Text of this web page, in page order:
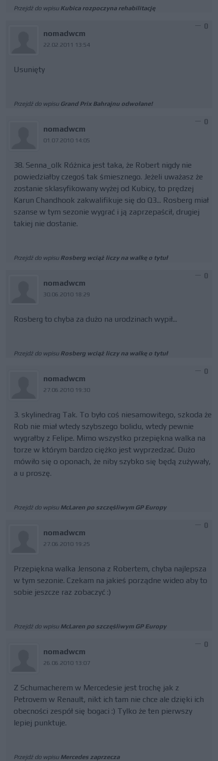
Przejdź do wpisu Kubica rozpoczyna rehabilitację
nomadwcm
22.02.2011 13:54
0
Usunięty
Przejdź do wpisu Grand Prix Bahrajnu odwołane!
nomadwcm
01.07.2010 14:05
0
38. Senna_olk Różnica jest taka, że Robert nigdy nie
powiedziałby czegoś tak śmiesznego. Jeżeli uważasz że
zostanie sklasyfikowany wyżej od Kubicy, to prędzej
Karun Chandhook zakwalifikuje się do Q3... Rosberg miał
szanse w tym sezonie wygrać i ją zaprzepaścił, drugiej
takiej nie dostanie.
Przejdź do wpisu Rosberg wciąż liczy na walkę o tytuł
nomadwcm
30.06.2010 18:29
0
Rosberg to chyba za dużo na urodzinach wypił...
Przejdź do wpisu Rosberg wciąż liczy na walkę o tytuł
nomadwcm
27.06.2010 19:30
0
3. skylinedrag Tak. To było coś niesamowitego, szkoda że
Rob nie miał wtedy szybszego bolidu, wtedy pewnie
wygrałby z Felipe. Mimo wszystko przepiękna walka na
torze w którym bardzo ciężko jest wyprzedzać. Dużo
mówiło się o oponach, że niby szybko się będą zużywały,
a u proszę.
Przejdź do wpisu McLaren po szczęśliwym GP Europy
nomadwcm
27.06.2010 19:25
0
Przepiękna walka Jensona z Robertem, chyba najlepsza
w tym sezonie. Czekam na jakieś porządne wideo aby to
sobie jeszcze raz zobaczyć :)
Przejdź do wpisu McLaren po szczęśliwym GP Europy
nomadwcm
26.06.2010 13:07
0
Z Schumacherem w Mercedesie jest trochę jak z
Petrovem w Renault, nikt ich tam nie chce ale dzięki ich
obecności zespół się bogaci :) Tylko że ten pierwszy
lepiej punktuje.
Przejdź do wpisu Mercedes zaprzecza